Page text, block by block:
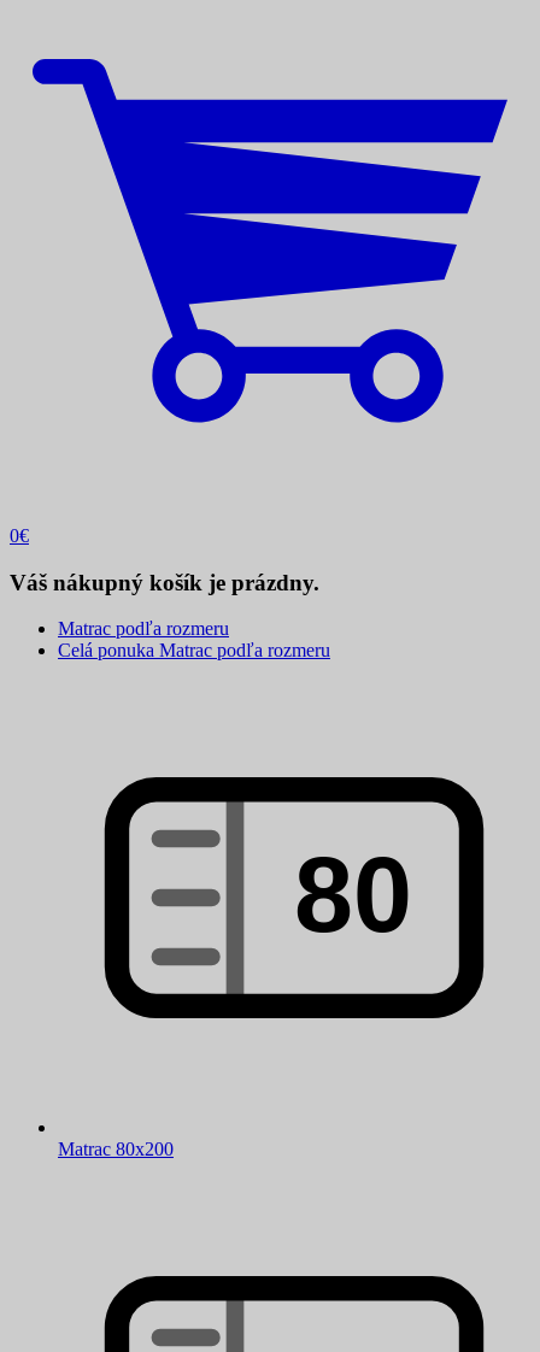
0€
Váš nákupný košík je prázdny.
Matrac podľa rozmeru
Celá ponuka Matrac podľa rozmeru
Matrac 80x200